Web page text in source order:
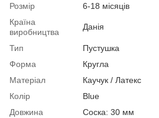
Розмір
6-18 місяців
Країна
виробництва
Данія
Тип
Пустушка
Форма
Кругла
Матеріал
Каучук / Латекс
Колір
Blue
Довжина
Соска: 30 мм